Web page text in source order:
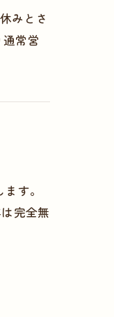
みとさ
常営
す。
完全無